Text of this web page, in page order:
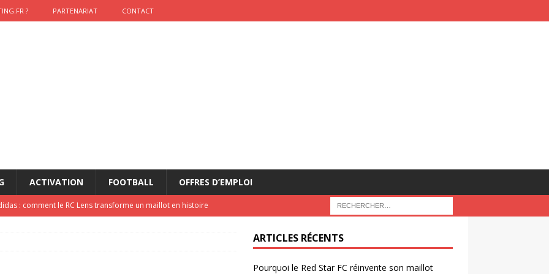
? PARTENARIAT CONTACT
ACTIVATION FOOTBALL OFFRES D’EMPLOI
: comment le RC Lens transforme un maillot en histoire
de Zinedine Zidane par adidas est de retour à
ARTICLES RÉCENTS
Pourquoi le Red Star FC réinvente son maillot